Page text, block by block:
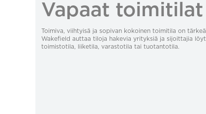
Vapaat toimitilat
Toimiva, viihtyisä ja sopivan kokoinen toimitila on
Wakefield auttaa tiloja hakevia yrityksiä ja sijoittajia
toimistotila, liiketila, varastotila tai tuotantotila.